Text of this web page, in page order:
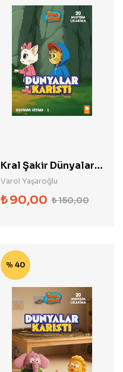
Kral Şakir Dünyalar
Karıştı Boyama
Kitabı 1
Varol Yaşaroğlu
₺150,00
₺90,00
% 40